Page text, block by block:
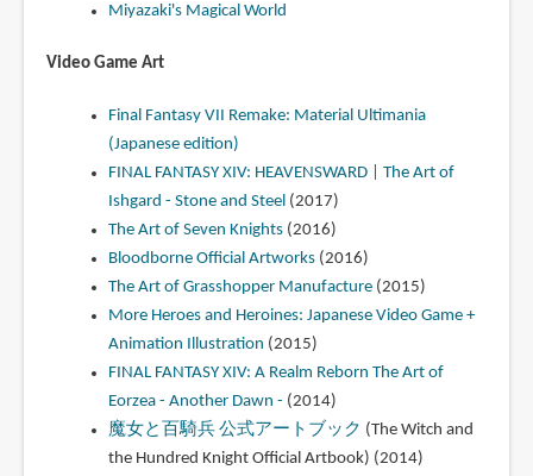
Miyazaki's Magical World
Video Game Art
Final Fantasy VII Remake: Material Ultimania
(Japanese edition)
FINAL FANTASY XIV: HEAVENSWARD | The Art of
Ishgard - Stone and Steel (2017)
The Art of Seven Knights(2016)
Bloodborne Official Artworks(2016)
The Art of Grasshopper Manufacture(2015)
More Heroes and Heroines: Japanese Video Game +
Animation Illustration (2015)
FINAL FANTASY XIV: A Realm Reborn The Art of
Eorzea - Another Dawn - (2014)
魔女と百騎兵 公式アートブック (The Witch and
the Hundred Knight Official Artbook) (2014)